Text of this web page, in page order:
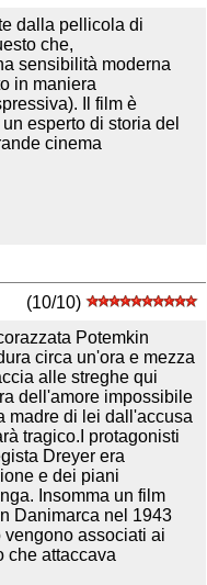
dalla pellicola di
che,
sensibilità moderna
in maniera
Il film è
esperto di storia del
cinema
(10/10)
Potemkin
circa un'ora e mezza
alle streghe qui
dell'amore impossibile
madre di lei dall'accusa
tragico.I protagonisti
Dreyer era
e dei piani
Insomma un film
Danimarca nel 1943
associati ai
che attaccava